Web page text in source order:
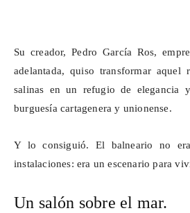
Su creador, Pedro García Ros,
adelantada, quiso transformar aquel
salinas en un refugio de elegancia
burguesía cartagenera y unionense.
Y lo consiguió. El balneario no
instalaciones: era un escenario para
Un salón sobre el mar.